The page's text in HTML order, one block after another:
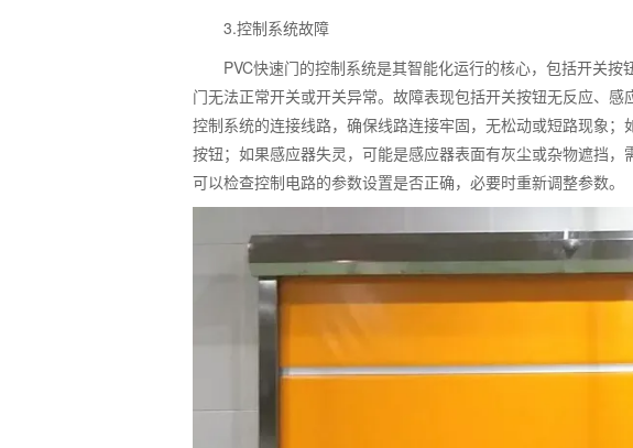
3.控制系统故障
PVC快速门的控制系统是其智能化运行的核心，包括开关
门无法正常开关或开关异常。故障表现包括开关按钮无反应、
控制系统的连接线路，确保线路连接牢固，无松动或短路现象
按钮；如果感应器失灵，可能是感应器表面有灰尘或杂物遮挡，
可以检查控制电路的参数设置是否正确，必要时重新调整参数。